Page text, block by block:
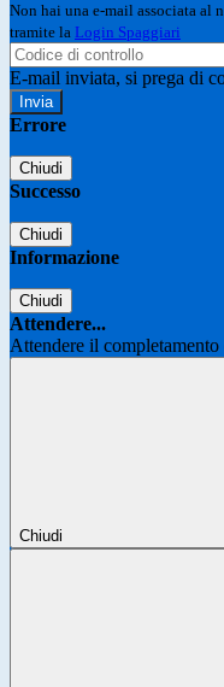
Non hai una e-mail associata al
tramite la Login Spaggiari
E-mail inviata, si prega di
Errore
Chiudi
Successo
Chiudi
Informazione
Chiudi
Attendere...
Attendere il
Chiudi